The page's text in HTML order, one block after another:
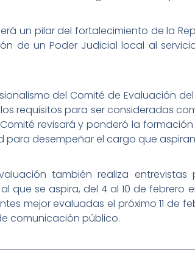
un pilar del fortalecimiento de la
de un Poder Judicial local al
del Comité de Evaluación
requisitos para ser consideradas
revisará y ponderó la
desempeñar el cargo que
también realiza
que se aspira, del 4 al 10 de febrero
mejor evaluadas el próximo 11 de
comunicación público.